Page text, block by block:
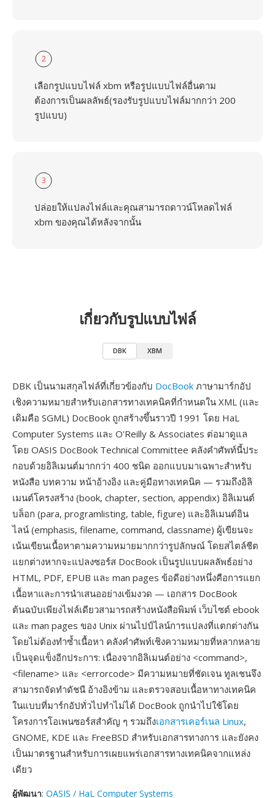
2
เลือกรูปแบบไฟล์ xbm หรือรูปแบบไฟล์อื่นตาม
ต้องการเป็นผลลัพธ์(รองรับรูปแบบไฟล์มากกว่า 200
รูปแบบ)
3
ปล่อยให้แปลงไฟล์และคุณสามารถดาวน์โหลดไฟล์
xbm ของคุณได้หลังจากนั้น
เกี่ยวกับรูปแบบไฟล์
DBK XBM
DBK เป็นนามสกุลไฟล์ที่เกี่ยวข้องกับ DocBook ภาษามาร์กอัป
เชิงความหมายสำหรับเอกสารทางเทคนิคที่กำหนดใน XML (และ
เดิมคือ SGML) DocBook ถูกสร้างขึ้นราวปี 1991 โดย HaL
Computer Systems และ O'Reilly & Associates ต่อมาดูแล
โดย OASIS DocBook Technical Committee คลังคำศัพท์นี้ประ
กอบด้วยอิลิเมนต์มากกว่า 400 ชนิด ออกแบบมาเฉพาะสำหรับ
หนังสือ บทความ หน้าอ้างอิง และคู่มือทางเทคนิค — รวมถึงอิลิ
เมนต์โครงสร้าง (book, chapter, section, appendix) อิลิเมนต์
บล็อก (para, programlisting, table, figure) และอิลิเมนต์อิน
ไลน์ (emphasis, filename, command, classname) ผู้เขียนจะ
เน้นเขียนเนื้อหาตามความหมายมากกว่ารูปลักษณ์ โดยสไตล์ชีต
แยกต่างหากจะแปลงซอร์ส DocBook เป็นรูปแบบผลลัพธ์อย่าง
HTML, PDF, EPUB และ man pages ข้อดีอย่างหนึ่งคือการแยก
เนื้อหาและการนำเสนออย่างเข้มงวด — เอกสาร DocBook
ต้นฉบับเพียงไฟล์เดียวสามารถสร้างหนังสือพิมพ์ เว็บไซต์ ebook
และ man pages ของ Unix ผ่านไปป์ไลน์การแปลงที่แตกต่างกัน
โดยไม่ต้องทำซ้ำเนื้อหา คลังคำศัพท์เชิงความหมายที่หลากหลาย
เป็นจุดแข็งอีกประการ: เนื่องจากอิลิเมนต์อย่าง <command>,
<filename> และ <errorcode> มีความหมายที่ชัดเจน ทูลเชนจึง
สามารถจัดทำดัชนี อ้างอิงข้าม และตรวจสอบเนื้อหาทางเทคนิค
ในแบบที่มาร์กอัปทั่วไปทำไม่ได้ DocBook ถูกนำไปใช้โดย
โครงการโอเพนซอร์สสำคัญ ๆ รวมถึงเอกสารเคอร์เนล Linux,
GNOME, KDE และ FreeBSD สำหรับเอกสารทางการ และยังคง
เป็นมาตรฐานสำหรับการเผยแพร่เอกสารทางเทคนิคจากแหล่ง
เดียว
ผู้พัฒนา: OASIS / HaL Computer Systems